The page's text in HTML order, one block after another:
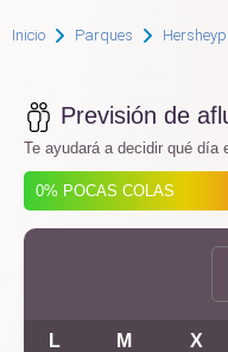
Inicio Parques
Previsión de
Te ayudará a decidir qué día
0% POCAS COLAS
L M X